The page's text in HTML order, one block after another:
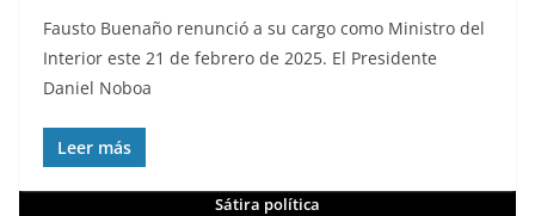
Fausto Buenaño renunció a su cargo como Ministro del
Interior este 21 de febrero de 2025. El Presidente
Daniel Noboa
Leer más
Sátira política